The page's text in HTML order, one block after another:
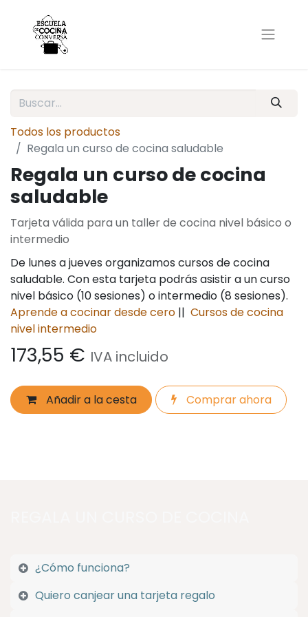
Todos los productos
Regala un curso de cocina saludable
Regala un curso de cocina
saludable
Tarjeta válida para un taller de cocina nivel básico o
intermedio
De lunes a jueves organizamos cursos de cocina
saludable. Con esta tarjeta podrás asistir a un curso
nivel básico (10 sesiones) o intermedio (8 sesiones).
Aprende a cocinar desde cero || Cursos de cocina
nivel intermedio
173,55 € IVA incluido
Añadir a la cesta Comprar ahora
¿Cómo funciona?
Quiero canjear una tarjeta regalo